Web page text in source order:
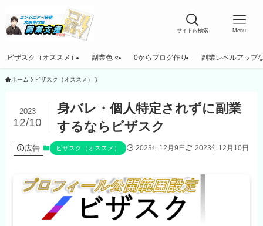
サイト内検索 Menu
ビザスク（オススメ） 副業色々 0からブログ作り 副業レベルアップ
ホーム ビザスク（オススメ）
身バレ・個人特定されずに副業
するならビザスク
2023
12/10
広告 ビザスク（オススメ） 2023年12月9日 2023年12月10日